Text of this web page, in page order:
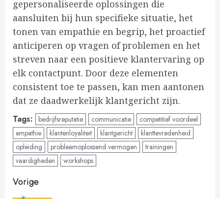
gepersonaliseerde oplossingen die
aansluiten bij hun specifieke situatie, het
tonen van empathie en begrip, het proactief
anticiperen op vragen of problemen en het
streven naar een positieve klantervaring op
elk contactpunt. Door deze elementen
consistent toe te passen, kan men aantonen
dat ze daadwerkelijk klantgericht zijn.
Tags: bedrijfsreputatie communicatie
competitief voordeel
empathie
klantenloyaliteit klantgericht
klanttevredenheid
opleiding
probleemoplossend vermogen
trainingen
vaardigheden
workshops
Doorgaan
Vorige